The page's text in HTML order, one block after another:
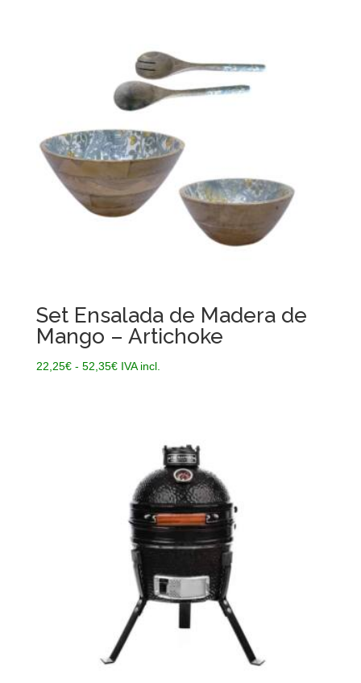
Set Ensalada de Madera de
Mango – Artichoke
22,25€ - 52,35€Rango
52,35€
IVA incl.